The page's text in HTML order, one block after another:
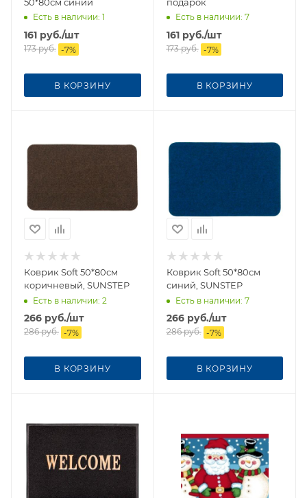
Есть в наличии: 1
161 руб./шт
173руб. -7%
В КОРЗИНУ
Есть в наличии: 7
161руб./шт
173руб. -7%
В КОРЗИНУ
Коврик Soft 50*80см
коричневый, SUNSTEP
Есть в наличии: 2
266 руб./шт
286руб. -7%
В КОРЗИНУ
Коврик Soft 50*80см
синий, SUNSTEP
Есть в наличии: 7
266руб./шт
286руб. -7%
В КОРЗИНУ